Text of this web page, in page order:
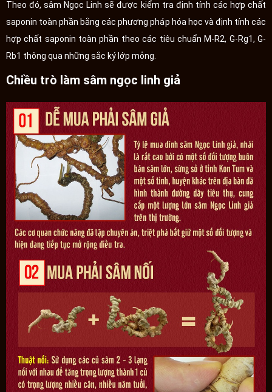
Theo đó, sâm Ngọc Linh sẽ được kiểm tra định tính các hợp chất
saponin toàn phần bằng các phương pháp hóa học và định tính các
hợp chất saponin toàn phần theo các tiêu chuẩn M-R2, G-Rg1, G-
Rb1 thông qua những sắc ký lớp mỏng.
Chiều trò làm sâm ngọc linh giả